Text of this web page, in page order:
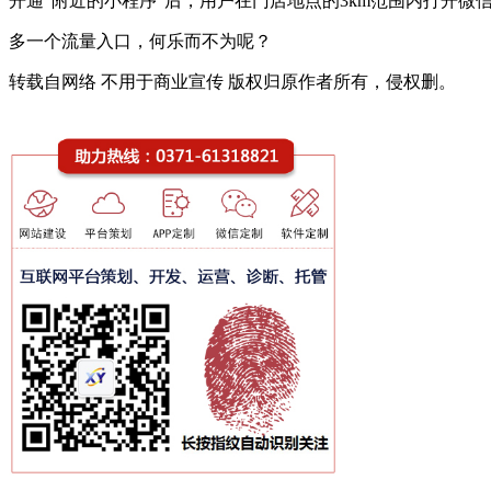
多一个流量入口，何乐而不为呢？
转载自网络 不用于商业宣传 版权归原作者所有，侵权删。